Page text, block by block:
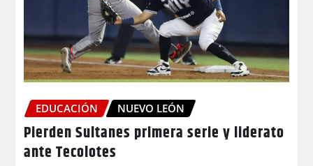
EDUCACIÓN NUEVO LEÓN
Pierden Sultanes primera serie y liderato
ante Tecolotes